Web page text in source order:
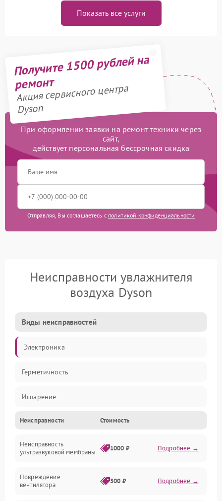
Показать все услуги
Получите 1500 рублей на
ремонт
Акция сервисного центра
Dyson
При оформлении заявки на ремонт техники через
сайт,
действует персональная бессрочная скидка
Отправляя, Вы соглашаетесь с политикой конфиденциальности
Неисправности увлажнителя
воздуха Dyson
Виды неисправностей
Электроника
Герметичность
Испарение
Водяной тракт
Механические повреждения
Неисправности Стоимость
Неисправность
ультразвуковой мембраны
1000 ₽ Подробнее →
Повреждение
вентилятора
500 ₽ Подробнее →